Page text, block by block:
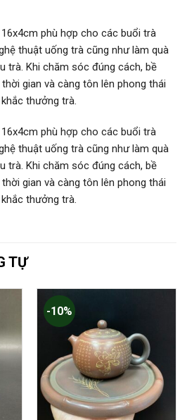
phù hợp cho các buổi trà
thuật uống trà cũng như làm quà
trà. Khi chăm sóc đúng cách, bề
gian và càng tôn lên phong thái
thưởng trà.
phù hợp cho các buổi trà
thuật uống trà cũng như làm quà
trà. Khi chăm sóc đúng cách, bề
gian và càng tôn lên phong thái
thưởng trà.
TỰ
-10%